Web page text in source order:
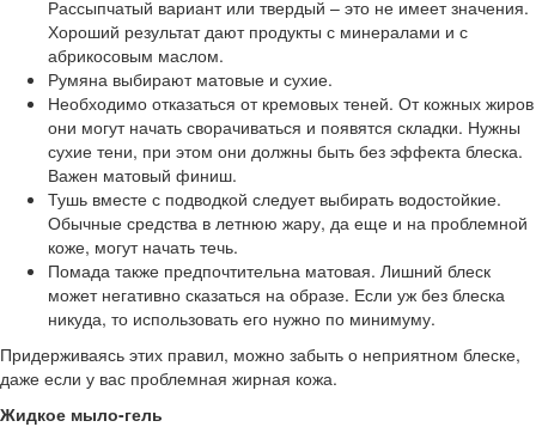
Рассыпчатый вариант или твердый – это не имеет значения.
Хороший результат дают продукты с минералами и с
абрикосовым маслом.
Румяна выбирают матовые и сухие.
Необходимо отказаться от кремовых теней. От кожных жиров
они могут начать сворачиваться и появятся складки. Нужны
сухие тени, при этом они должны быть без эффекта блеска.
Важен матовый финиш.
Тушь вместе с подводкой следует выбирать водостойкие.
Обычные средства в летнюю жару, да еще и на проблемной
коже, могут начать течь.
Помада также предпочтительна матовая. Лишний блеск
может негативно сказаться на образе. Если уж без блеска
никуда, то использовать его нужно по минимуму.
Придерживаясь этих правил, можно забыть о неприятном блеске,
даже если у вас проблемная жирная кожа.
Жидкое мыло-гель